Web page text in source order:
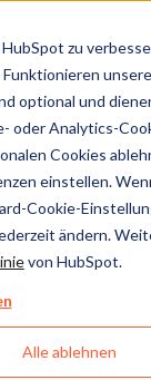
zu
optional und
oder Analytics-
Cookies
einstellen.
Cookie-
ändern.
von HubSpot.
Alle ablehnen
for